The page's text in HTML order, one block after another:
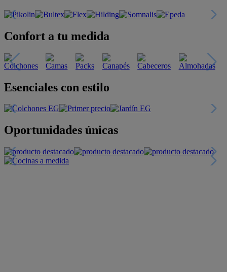
Confort a tu medida
Esenciales con estilo
Oportunidades únicas